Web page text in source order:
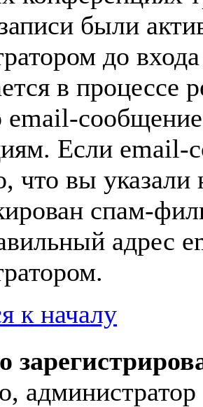
были
до
в процессе
email-
Если email-
что вы
спам-
адрес
к началу